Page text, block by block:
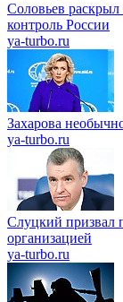
Соловьев
контроль России
ya-turbo.ru
Захарова
ya-turbo.ru
Слуцкий призвал
организацией
ya-turbo.ru